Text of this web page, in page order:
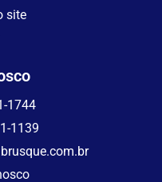
site
1744
1139